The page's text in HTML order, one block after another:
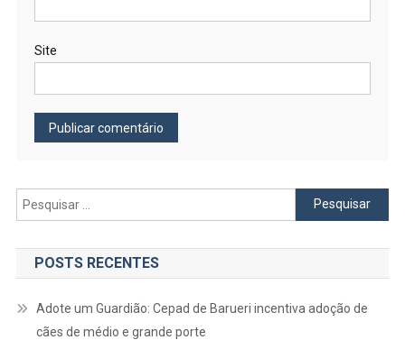
Site
Pesquisar
por:
POSTS RECENTES
Adote um Guardião: Cepad de Barueri incentiva adoção de
cães de médio e grande porte